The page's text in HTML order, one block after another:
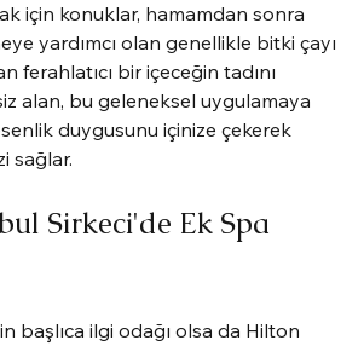
için konuklar, hamamdan sonra
yardımcı olan genellikle bitki çayı
ferahlatıcı bir içeceğin tadını
alan, bu geleneksel uygulamaya
duygusunu içinize çekerek
sağlar.
Sirkeci'de Ek Spa
başlıca ilgi odağı olsa da Hilton